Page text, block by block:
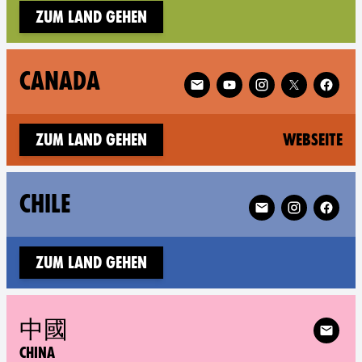
Zum Land gehen
CANADA Follow XR Canada on
Zum Land gehen Webseite
CHILE Follow XR Chile on
Zum Land gehen
中國
CHINA
Follow